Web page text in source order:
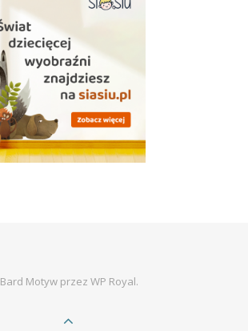
Bard Motyw przez WP Royal.